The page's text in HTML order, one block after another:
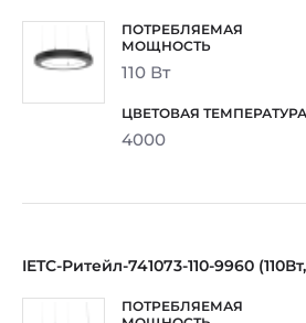
110 Вт
4000
IETC-Ритейл-741073-110-9960